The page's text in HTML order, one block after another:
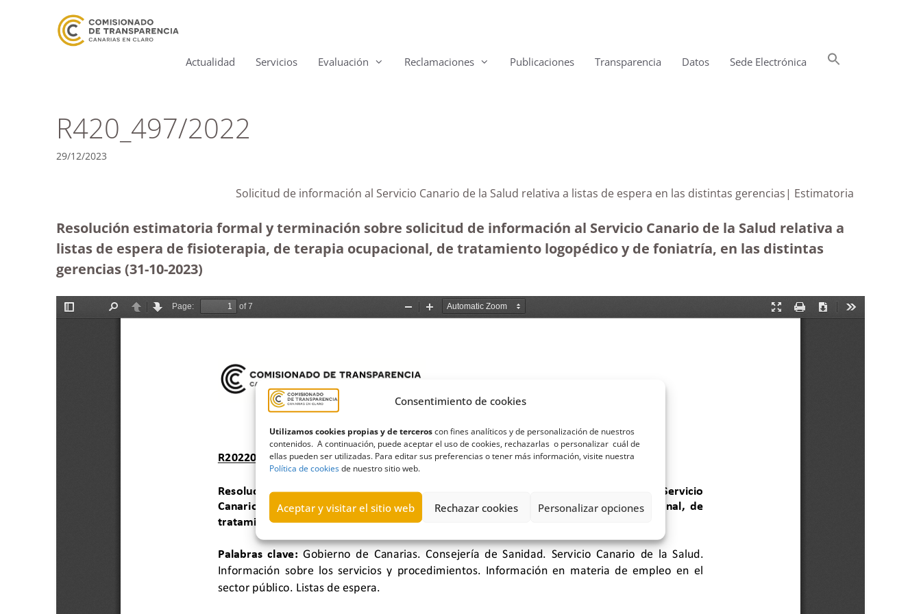
Consentimiento de cookies
Utilizamos cookies propias y de terceroscon fines analíticos y de personalización de nuestros
contenidos. A continuación, puede aceptar el uso de cookies, rechazarlas o personalizar cuál de
ellas pueden ser utilizadas. Para editar sus preferencias o tener más información, visite nuestra
Política de cookiesde nuestro sitio web.
Aceptar y visitar el sitio web Rechazar cookies Personalizar opciones
Actualidad Servicios Evaluación Reclamaciones Publicaciones Transparencia Datos Sede Electrónica
R420_497/2022
29/12/2023
Solicitud de información al Servicio Canario de la Salud relativa a listas de espera en las distintas gerencias| Estimatoria
Resolución estimatoria formal y terminación sobre solicitud de información al Servicio Canario de la Salud relativa a
listas de espera de fisioterapia, de terapia ocupacional, de tratamiento logopédico y de foniatría, en las distintas
gerencias (31-10-2023)